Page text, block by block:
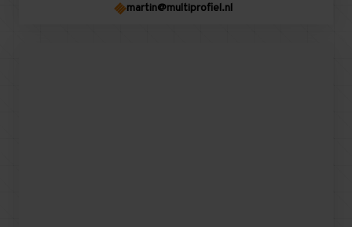
martin@multiprofiel.nl